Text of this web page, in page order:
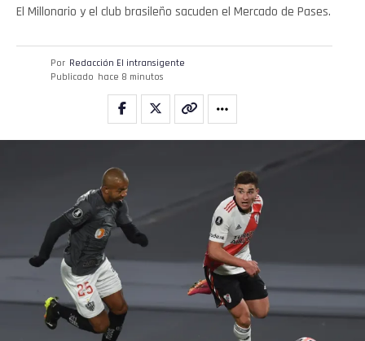
El Millonario y el club brasileño sacuden el Mercado de Pases.
Por Redacción El intransigente
Publicado hace 8 minutos